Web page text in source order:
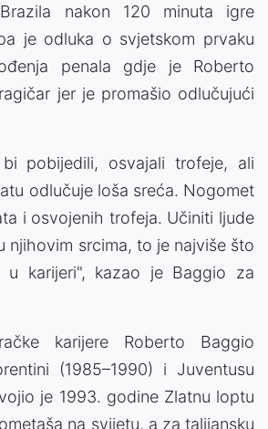
nakon 120 minuta igre
je odluka o svjetskom prvaku
penala gdje je Roberto
jer je promašio odlučujući
pobijedili, osvajali trofeje, ali
odlučuje loša sreća. Nogomet
i osvojenih trofeja. Učiniti ljude
njihovim srcima, to je najviše što
u karijeri", kazao je Baggio za
karijere Roberto Baggio
(1985–1990) i Juventusu
je 1993. godine Zlatnu loptu
na svijetu, a za talijansku